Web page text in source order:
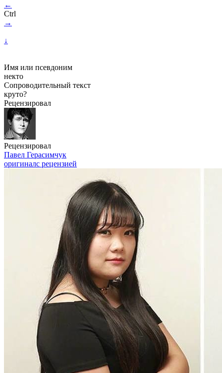
←
Ctrl
→
↓
Имя или псевдоним
некто
Сопроводительный текст
круто?
Рецензировал
Рецензировал
Павел Герасимчук
оригиналс рецензией